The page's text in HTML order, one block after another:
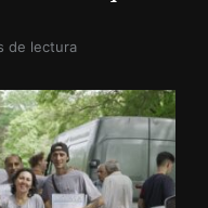
de lectura